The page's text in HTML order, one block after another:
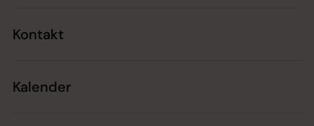
Kontakt
Kalender